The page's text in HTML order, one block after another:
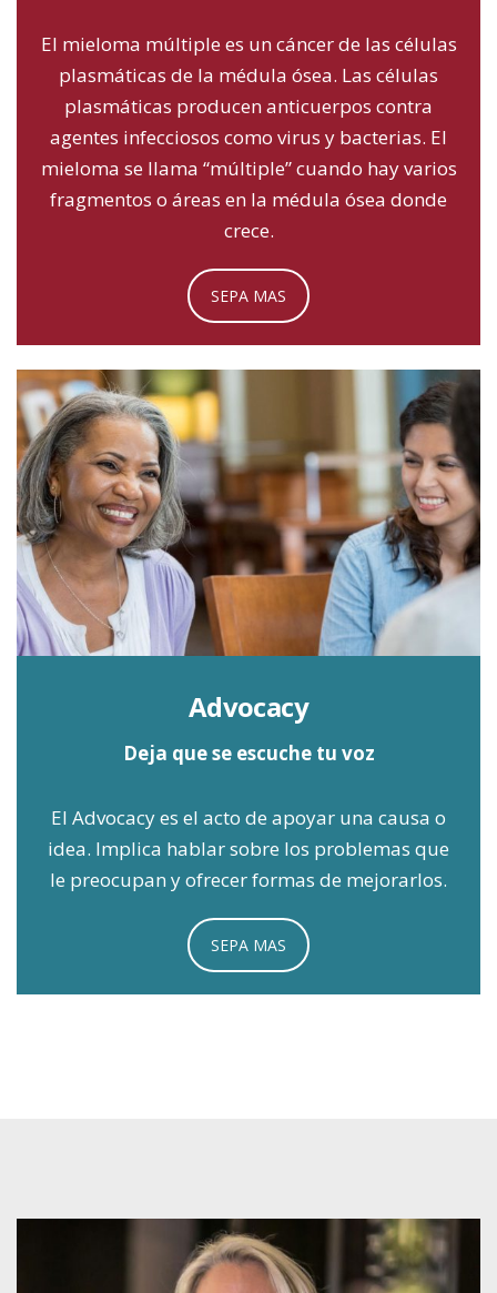
El mieloma múltiple es un cáncer de las células
plasmáticas de la médula ósea. Las células
plasmáticas producen anticuerpos contra
agentes infecciosos como virus y bacterias. El
mieloma se llama “múltiple” cuando hay varios
fragmentos o áreas en la médula ósea donde
crece.
SEPA MAS
Advocacy
Deja que se escuche tu voz
El Advocacy es el acto de apoyar una causa o
idea. Implica hablar sobre los problemas que
le preocupan y ofrecer formas de mejorarlos.
SEPA MAS